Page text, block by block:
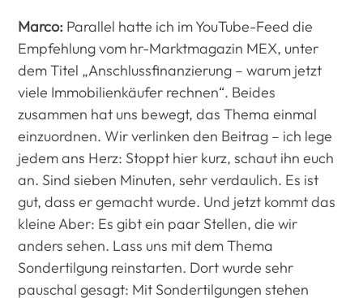
Marco: Parallel hatte ich im YouTube-Feed die
Empfehlung vom hr-Marktmagazin MEX, unter
dem Titel „Anschlussfinanzierung – warum jetzt
viele Immobilienkäufer rechnen“. Beides
zusammen hat uns bewegt, das Thema einmal
einzuordnen. Wir verlinken den Beitrag – ich lege
jedem ans Herz: Stoppt hier kurz, schaut ihn euch
an. Sind sieben Minuten, sehr verdaulich. Es ist
gut, dass er gemacht wurde. Und jetzt kommt das
kleine Aber: Es gibt ein paar Stellen, die wir
anders sehen. Lass uns mit dem Thema
Sondertilgung reinstarten. Dort wurde sehr
pauschal gesagt: Mit Sondertilgungen stehen